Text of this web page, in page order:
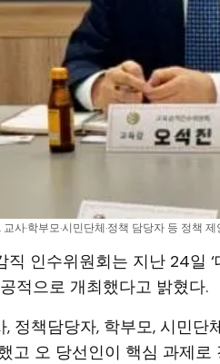
·학부모·시민단체·정책 담당자 등 정책
직 인수위원회는 지난 24일
적으로 개최했다고 밝혔다.
정책담당자, 학부모, 시민단
고 오 당선인이 핵심 과제로